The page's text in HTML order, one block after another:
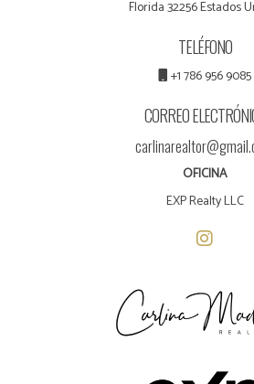
Florida 32256 Estados
TELÉFONO
+1 786 956 9085
CORREO
OFICINA
EXP Realty LLC